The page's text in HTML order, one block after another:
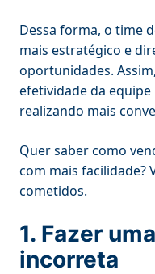
Dessa forma, o time
mais estratégico e
oportunidades.
efetividade da
realizando mais
Quer saber como
com mais facilidade?
cometidos.
1. Fazer
incorreta